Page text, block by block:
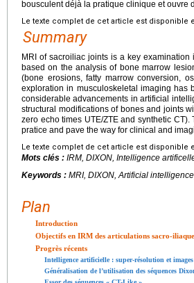
bousculent déjà la pratique clinique et ouvre
Le texte complet de cet article est disponible
Summary
MRI of sacroiliac joints is a key
based on the analysis of bone marrow
(bone erosions, fatty marrow conversion,
exploration in musculoskeletal imaging has
considerable advancements in artificial
structural modifications of bones and joints
zero echo times UTE/ZTE and synthetic
pratice and pave the way for clinical and
Le texte complet de cet article est disponible
Mots clés : IRM, DIXON, Intelligence
Keywords : MRI, DIXON, Artificial
Plan
Introduction
Objectifs en IRM des articulations sacro-
Progrès récents
Intelligence artificielle : super-résolution et
Généralisation de l’utilisation des séquences